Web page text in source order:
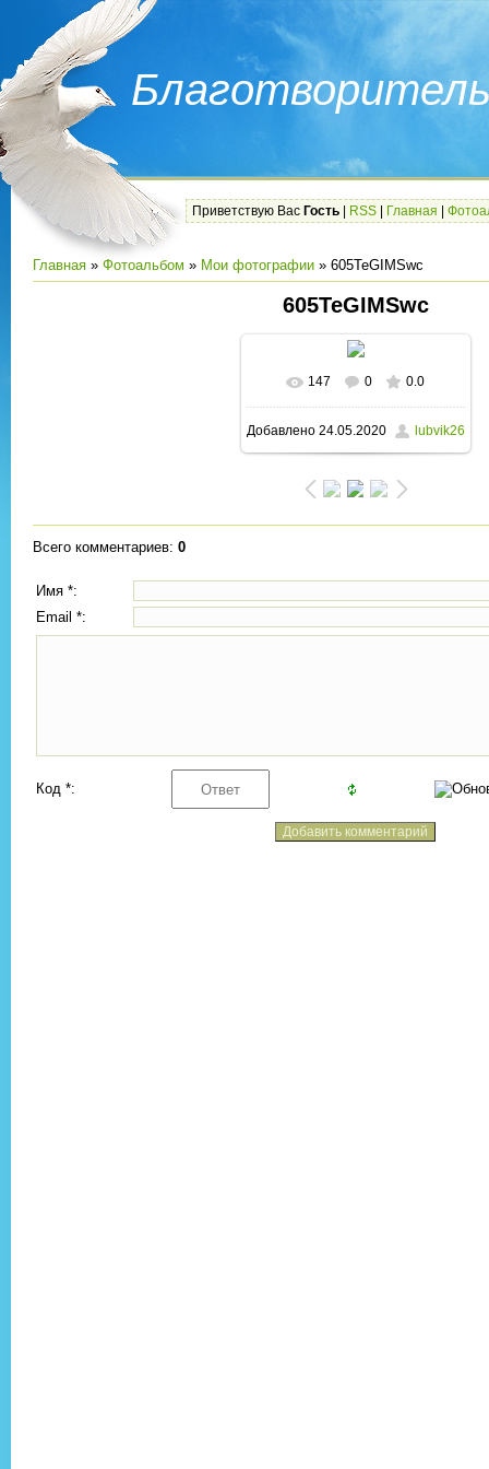
Приветствую Вас Гость RSS Главная
Главная » Фотоальбом » Мои фотографии » 605TeGIMSwc
605TeGIMSwc
В реальном размере
923x975/ 279.8Kb
147 0 0.0
Добавлено24.05.2020 lubvik26
Всего комментариев: 0
Имя *:
Email *:
Код *: